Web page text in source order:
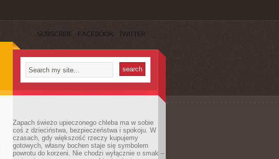
SUBSCRIBE FACEBOOK TWITTER
Zapach świeżo upieczonego chleba ma w sobie
coś z dzieciństwa, bezpieczeństwa i spokoju. W
czasach, gdy większość rzeczy kupujemy
gotowych, własny bochen staje się symbolem
powrotu do korzeni. Nie chodzi wyłącznie o smak –